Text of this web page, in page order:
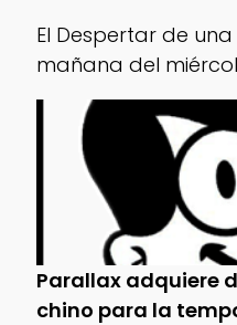
El Despertar de
mañana del
Parallax adquiere
chino para la